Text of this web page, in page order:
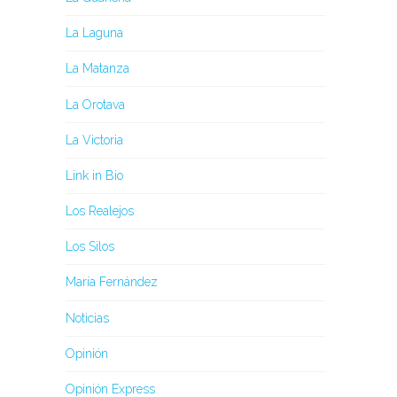
La Laguna
La Matanza
La Orotava
La Victoria
Link in Bio
Los Realejos
Los Silos
María Fernández
Noticias
Opinión
Opinión Express